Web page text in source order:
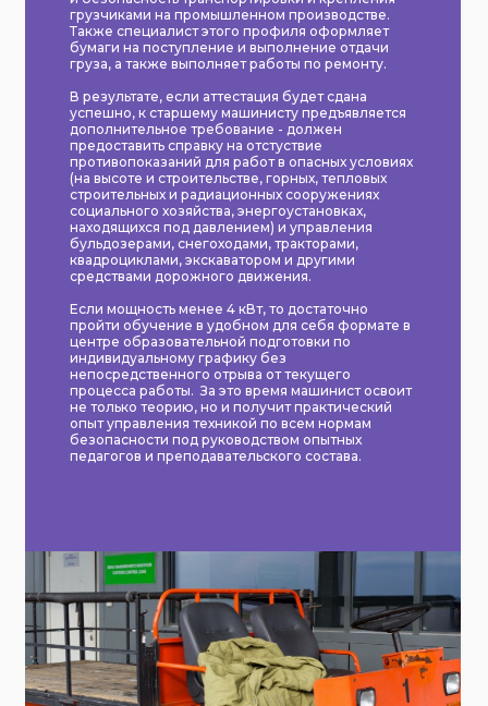
грузчиками на промышленном производстве.
Также специалист этого профиля оформляет
бумаги на поступление и выполнение отдачи
груза, а также выполняет работы по ремонту.
В результате, если аттестация будет сдана
успешно, к старшему машинисту предъявляется
дополнительное требование - должен
предоставить справку на отстуствие
противопоказаний для работ в опасных условиях
(на высоте и строительстве, горных, тепловых
строительных и радиационных сооружениях
социального хозяйства, энергоустановках,
находящихся под давлением) и управления
бульдозерами, снегоходами, тракторами,
квадроциклами, экскаватором и другими
средствами дорожного движения.
Если мощность менее 4 кВт, то достаточно
пройти обучение в удобном для себя формате в
центре образовательной подготовки по
индивидуальному графику без
непосредственного отрыва от текущего
процесса работы. За это время машинист освоит
не только теорию, но и получит практический
опыт управления техникой по всем нормам
безопасности под руководством опытных
педагогов и преподавательского состава.